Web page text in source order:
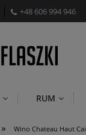
+48 606 994 946
RUM
» Wino Chateau Haut